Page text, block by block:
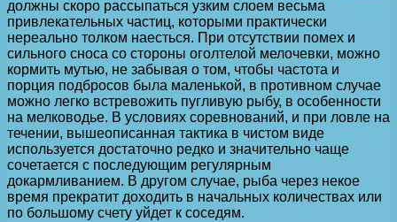
должны скоро рассыпаться узким слоем весьма
привлекательных частиц, которыми практически
нереально толком наесться. При отсутствии помех и
сильного сноса со стороны оголтелой мелочевки, можно
кормить мутью, не забывая о том, чтобы частота и
порция подбросов была маленькой, в противном случае
можно легко встревожить пугливую рыбу, в особенности
на мелководье. В условиях соревнований, и при ловле на
течении, вышеописанная тактика в чистом виде
используется достаточно редко и значительно чаще
сочетается с последующим регулярным
докармливанием. В другом случае, рыба через некое
время прекратит доходить в начальных количествах или
по большому счету уйдет к соседям.